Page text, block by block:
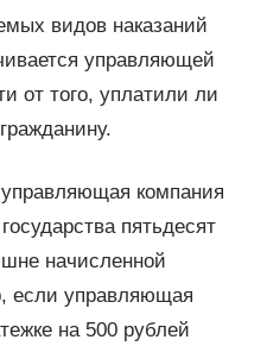
видов наказаний
управляющей
от того, уплатили ли
компания
пятьдесят
начисленной
если управляющая
на 500 рублей